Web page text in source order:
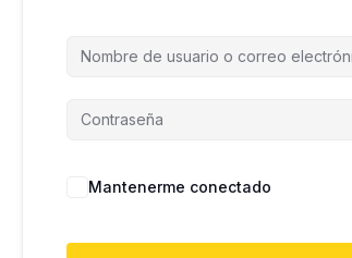
Mantenerme conectado